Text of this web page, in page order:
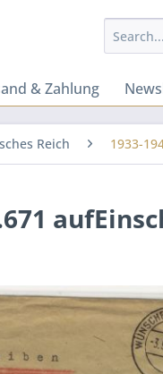
& Zahlung
Reich 1933-